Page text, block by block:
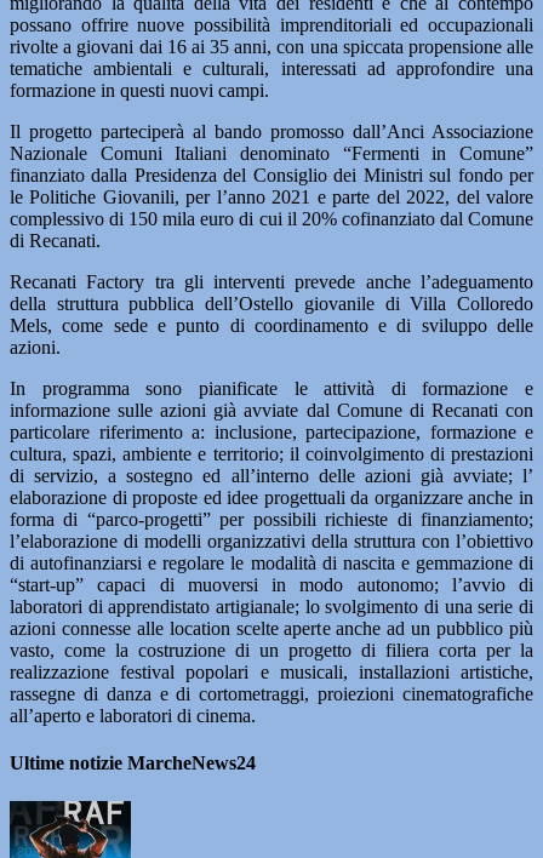
possano offrire nuove possibilità imprenditoriali ed occupazionali
rivolte a giovani dai 16 ai 35 anni, con una spiccata propensione alle
tematiche ambientali e culturali, interessati ad approfondire una
formazione in questi nuovi campi.
Il progetto parteciperà al bando promosso dall’Anci Associazione
Nazionale Comuni Italiani denominato “Fermenti in Comune”
finanziato dalla Presidenza del Consiglio dei Ministri sul fondo per
le Politiche Giovanili, per l’anno 2021 e parte del 2022, del valore
complessivo di 150 mila euro di cui il 20% cofinanziato dal Comune
di Recanati.
Recanati Factory tra gli interventi prevede anche l’adeguamento
della struttura pubblica dell’Ostello giovanile di Villa Colloredo
Mels, come sede e punto di coordinamento e di sviluppo delle
azioni.
In programma sono pianificate le attività di formazione e
informazione sulle azioni già avviate dal Comune di Recanati con
particolare riferimento a: inclusione, partecipazione, formazione e
cultura, spazi, ambiente e territorio; il coinvolgimento di prestazioni
di servizio, a sostegno ed all’interno delle azioni già avviate; l’
elaborazione di proposte ed idee progettuali da organizzare anche in
forma di “parco-progetti” per possibili richieste di finanziamento;
l’elaborazione di modelli organizzativi della struttura con l’obiettivo
di autofinanziarsi e regolare le modalità di nascita e gemmazione di
“start-up” capaci di muoversi in modo autonomo; l’avvio di
laboratori di apprendistato artigianale; lo svolgimento di una serie di
azioni connesse alle location scelte aperte anche ad un pubblico più
vasto, come la costruzione di un progetto di filiera corta per la
realizzazione festival popolari e musicali, installazioni artistiche,
rassegne di danza e di cortometraggi, proiezioni cinematografiche
all’aperto e laboratori di cinema.
Ultime notizie MarcheNews24